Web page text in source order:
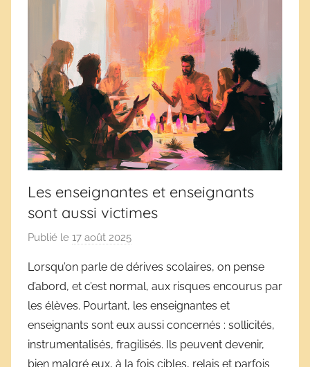
Les enseignantes et enseignants
sont aussi victimes
Publié le 17 août 2025
r
D
é
r
i
v
Lorsqu’on parle de dérives scolaires, on pense
d’abord, et c’est normal, aux risques encourus par
les élèves. Pourtant, les enseignantes et
enseignants sont eux aussi concernés : sollicités,
instrumentalisés, fragilisés. Ils peuvent devenir,
bien malgré eux, à la fois cibles, relais et parfois